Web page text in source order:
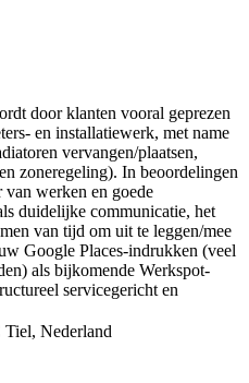
door klanten vooral geprezen
en installatiewerk, met name
vervangen/plaatsen,
zoneregeling). In beoordelingen
van werken en goede
duidelijke communicatie, het
van tijd om uit te leggen/mee
Google Places-indrukken (veel
als bijkomende Werkspot-
servicegericht en
Tiel, Nederland